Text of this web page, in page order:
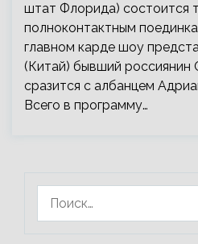
штат Флорида) состоится
полноконтактным
главном карде шоу
(Китай) бывший россиянин
сразится с албанцем
Всего в программу…